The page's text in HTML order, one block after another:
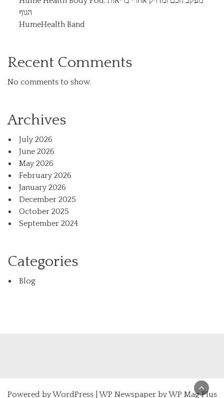
הגוף
HumeHealth Band
Recent Comments
No comments to show.
Archives
July 2026
June 2026
May 2026
February 2026
January 2026
December 2025
October 2025
September 2024
Categories
Blog
Powered byWordPress| WP Newspaper by WP Mag Plus